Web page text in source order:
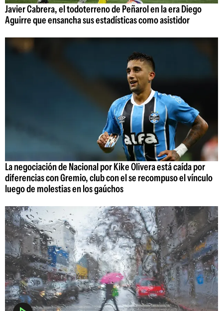
Javier Cabrera, el todoterreno de Peñarol en la era Diego
Aguirre que ensancha sus estadísticas como asistidor
La negociación de Nacional por Kike Olivera está caída por
diferencias con Gremio, club con el se recompuso el vínculo
luego de molestias en los gaúchos